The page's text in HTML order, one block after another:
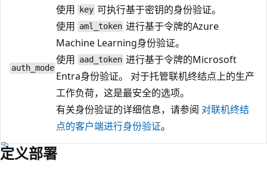
auth_mode
使用 key 可执行基于密钥的身份验证。
使用 aml_token 进行基于令牌的Azure
Machine Learning身份验证。
使用 aad_token 进行基于令牌的Microsoft
Entra身份验证。 对于托管联机终结点上的生产
工作负荷，这是最安全的选项。
有关身份验证的详细信息，请参阅 对联机终结
点的客户端进行身份验证。
定义部署